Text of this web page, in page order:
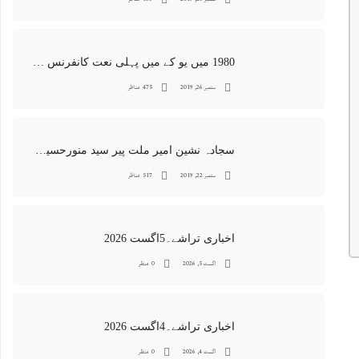
1980 میں یو کے میں پہلی نعت کانفرنس جس کا اہتمامِ سجادہ نشین و جانشین حضرت امیرِ ملت پیر سید منور حسین شاہ جماعتی صاحب نے کیا اور جس کی آپ نے صدارت بھی فرمائی
ستمبر 26, 2019 475 مناظر
سجادہ نشین امیر ملت پیر سید منورحسین شاہ جماعتی کی خصوصی تصاویر
ستمبر 22, 2019 517 مناظر
اخباری تراشے۔5اگست 2026
اگست 5, 2026 0 منظر
اخباری تراشے۔4اگست 2026
اگست 4, 2026 0 منظر